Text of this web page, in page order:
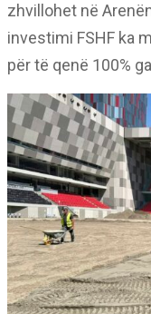
zhvillohet në
investimi FSHF ka
për të qenë 100%